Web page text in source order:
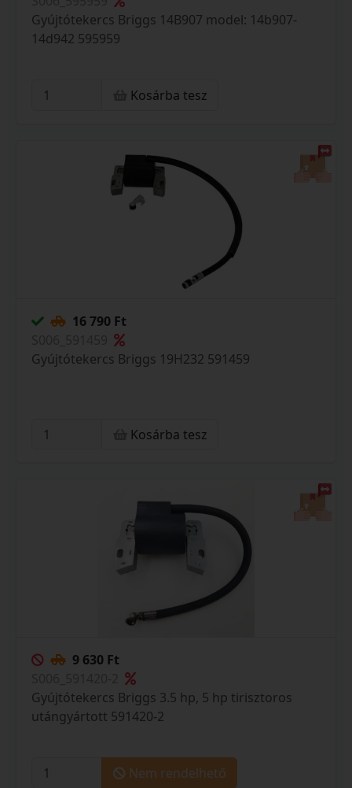
Gyújtótekercs Briggs 14B907 model: 14b907-
14d942 595959
Kosárba tesz
16 790 Ft
Gyújtótekercs Briggs 19H232 591459
Kosárba tesz
9 630 Ft
Gyújtótekercs Briggs 3.5 hp, 5 hp tirisztoros
utángyártott 591420-2
Nem rendelhető